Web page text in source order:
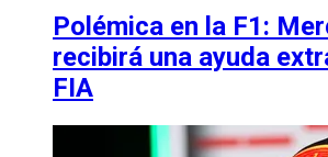
Polémica en la F1:
recibirá una ayuda
FIA